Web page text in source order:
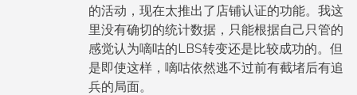
的活动，现在太推出了店铺认证的功能。我这
里没有确切的统计数据，只能根据自己只管的
感觉认为嘀咕的LBS转变还是比较成功的。但
是即使这样，嘀咕依然逃不过前有截堵后有追
兵的局面。